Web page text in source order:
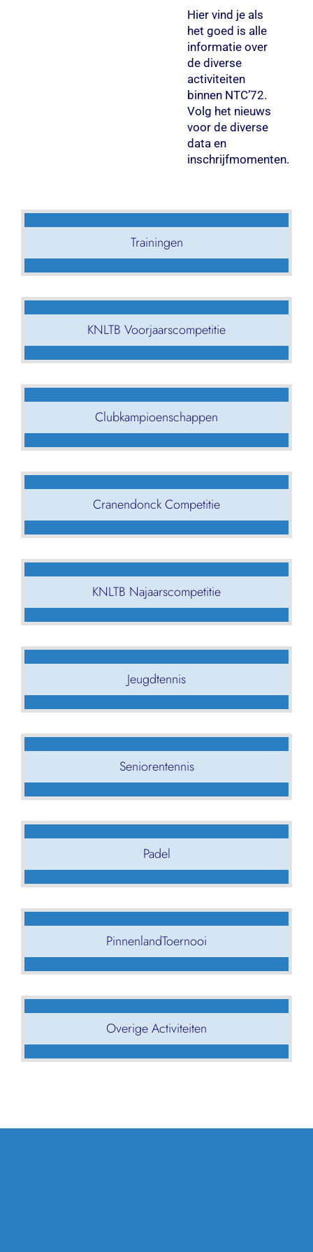
Hier vind je als
het goed is alle
informatie over
de diverse
activiteiten
binnen NTC’72.
Volg het nieuws
voor de diverse
data en
inschrijfmomenten.
Trainingen
KNLTB Voorjaarscompetitie
Clubkampioenschappen
Cranendonck Competitie
KNLTB Najaarscompetitie
Jeugdtennis
Seniorentennis
Padel
PinnenlandToernooi
Overige Activiteiten